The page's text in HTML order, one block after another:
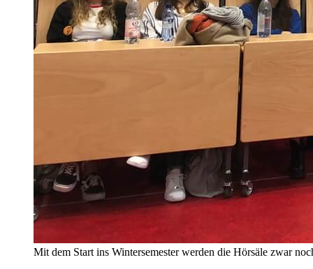
Mit dem Start ins Wintersemester werden die Hörsäle zwar